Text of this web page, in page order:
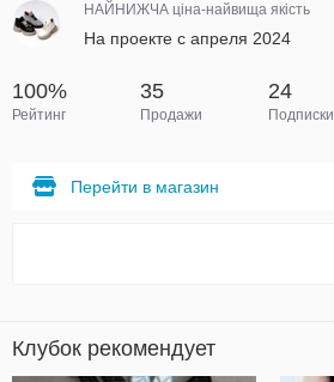
НАЙНИЖЧА ціна-найвища якість
На проекте с апреля 2024
100%
Рейтинг
35
Продажи
24
Подписки
Перейти в магазин
Клубок рекомендует